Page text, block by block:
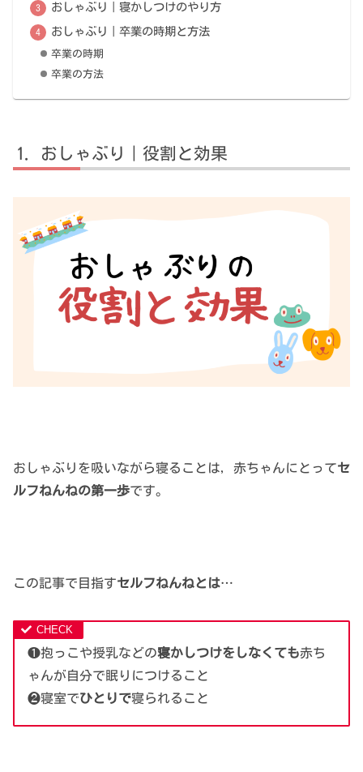
おしゃぶり｜寝かしつけのやり方
おしゃぶり｜卒業の時期と方法
卒業の時期
卒業の方法
おしゃぶり｜役割と効果
おしゃぶりを吸いながら寝ることは，赤ちゃんにとってセ
ルフねんねの第一歩です。
この記事で目指すセルフねんねとは…
❶抱っこや授乳などの寝かしつけをしなくても赤ち
ゃんが自分で眠りにつけること
❷寝室でひとりで寝られること